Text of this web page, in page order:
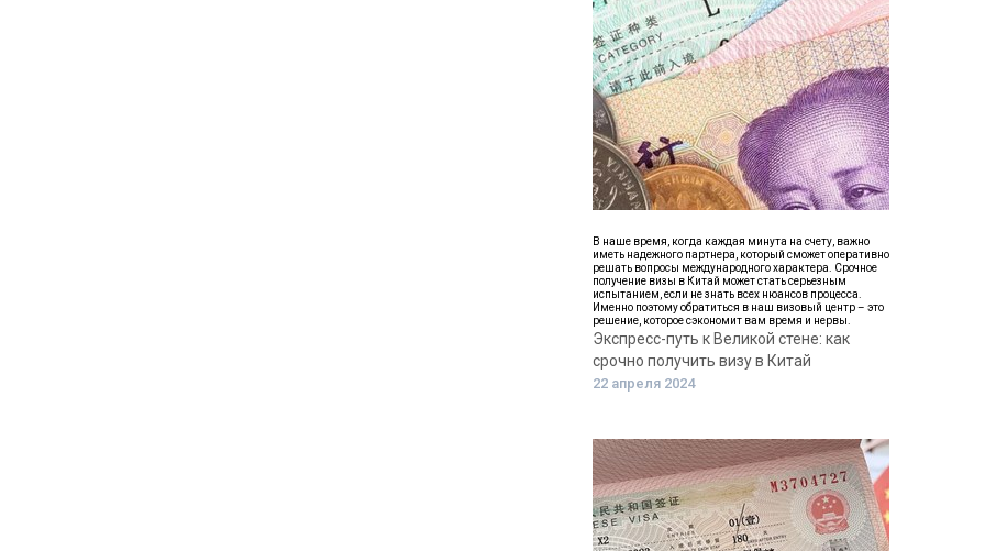
В наше время, когда каждая минута на счету, важно
иметь надежного партнера, который сможет оперативно
решать вопросы международного характера. Срочное
получение визы в Китай может стать серьезным
испытанием, если не знать всех нюансов процесса.
Именно поэтому обратиться в наш визовый центр – это
решение, которое сэкономит вам время и нервы.
Экспресс-путь к Великой стене: как
срочно получить визу в Китай
22 апреля 2024